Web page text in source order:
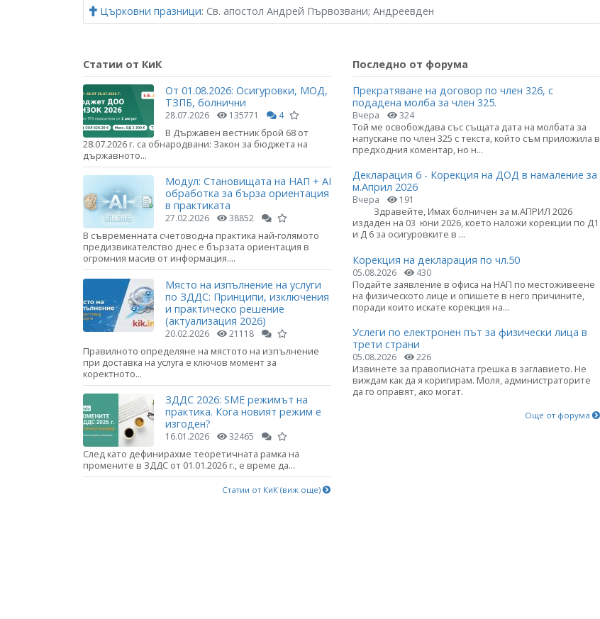
Църковни празници: Св. апостол Андрей Първозвани; Андреевден
Статии от КиК
От 01.08.2026: Осигуровки, МОД,
ТЗПБ, болнични
28.07.2026 135771 4
В Държавен вестник брой 68 от
28.07.2026 г. са обнародвани: Закон за бюджета на
държавното...
Модул: Становищата на НАП + AI
обработка за бърза ориентация
в практиката
27.02.2026 38852
В съвременната счетоводна практика най-голямото
предизвикателство днес е бързата ориентация в
огромния масив от информация....
Място на изпълнение на услуги
по ЗДДС: Принципи, изключения
и практическо решение
(актуализация 2026)
20.02.2026 21118
Правилното определяне на мястото на изпълнение
при доставка на услуга е ключов момент за
коректното...
ЗДДС 2026: SME режимът на
практика. Кога новият режим е
изгоден?
16.01.2026 32465
След като дефинирахме теоретичната рамка на
промените в ЗДДС от 01.01.2026 г., е време да...
Статии от КиК (виж още)
Последно от форума
Прекратяване на договор по член 326, с
подадена молба за член 325.
Вчера 324
Той ме освобождава със същата дата на молбата за
напускане по член 325 с текста, който съм приложила в
предходния коментар, но н...
Декларация 6 - Корекция на ДОД в намаление за
м.Април 2026
Вчера 191
Здравейте, Имах болничен за м.АПРИЛ 2026
издаден на 03 юни 2026, което наложи корекции по Д1
и Д 6 за осигуровките в ...
Корекция на декларация по чл.50
05.08.2026 430
Подайте заявление в офиса на НАП по местоживеене
на физическото лице и опишете в него причините,
поради които искате корекция на...
Услеги по електронен път за физически лица в
трети страни
05.08.2026 226
Извинете за правописната грешка в заглавието. Не
виждам как да я коригирам. Моля, администраторите
да го оправят, ако могат.
Още от форума